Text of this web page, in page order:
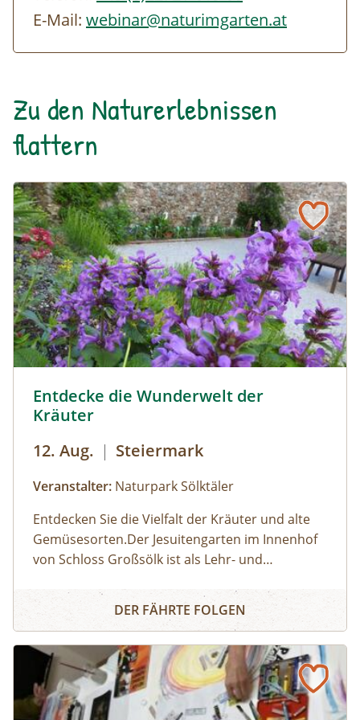
E-Mail: webinar@naturimgarten.at
Zu den Naturerlebnissen
flattern
Entdecke die Wunderwelt der
Kräuter
12. Aug. | Steiermark
Veranstalter: Naturpark Sölktäler
Entdecken Sie die Vielfalt der Kräuter und alte
Gemüsesorten.Der Jesuitengarten im Innenhof
von Schloss Großsölk ist als Lehr- und
gedeihen hier viele Heil- und Gewürzkräuter
sowie neue und alte, in Vergessenheit geratene
der Kräuterführung mit Martha teilnehmen,
können die Kinder bei einer Kinderführung
einen lustigen Streifzug durch den
Entdecke die Wunderwelt der Kräuter
DER FÄHRTE FOLGEN